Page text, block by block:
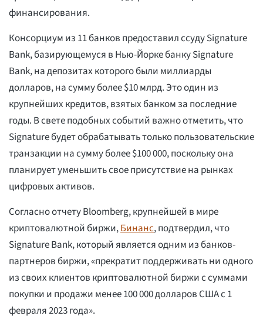
финансирования.
Консорциум из 11 банков предоставил ссуду Signature
Bank, базирующемуся в Нью-Йорке банку Signature
Bank, на депозитах которого были миллиарды
долларов, на сумму более $10 млрд. Это один из
крупнейших кредитов, взятых банком за последние
годы. В свете подобных событий важно отметить, что
Signature будет обрабатывать только пользовательские
транзакции на сумму более $100 000, поскольку она
планирует уменьшить свое присутствие на рынках
цифровых активов.
Согласно отчету Bloomberg, крупнейшей в мире
криптовалютной биржи,Бинанс, подтвердил, что
Signature Bank, который является одним из банков-
партнеров биржи, «прекратит поддерживать ни одного
из своих клиентов криптовалютной биржи с суммами
покупки и продажи менее 100 000 долларов США с 1
февраля 2023 года».